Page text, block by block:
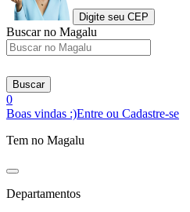
Digite seu CEP
Buscar no Magalu
Buscar
0
Boas vindas :)Entre ou Cadastre-se
Tem no Magalu
Departamentos